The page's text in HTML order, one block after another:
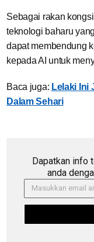
Sebagai rakan
teknologi baharu
dapat membendung
kepada AI untuk
Baca juga: Lelaki Ini
Dalam Sehari
Dapatkan info
anda